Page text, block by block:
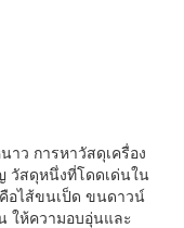
าว การหาวัสดุเครื่อง
วัสดุหนึ่งที่โดดเด่นใน
อไส้ขนเป็ด ขนดาวน์
ให้ความอบอุ่นและ